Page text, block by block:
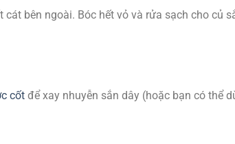
bên ngoài. Bóc hết vỏ và rửa sạch cho củ
cốt để xay nhuyễn sắn dây (hoặc bạn có thể